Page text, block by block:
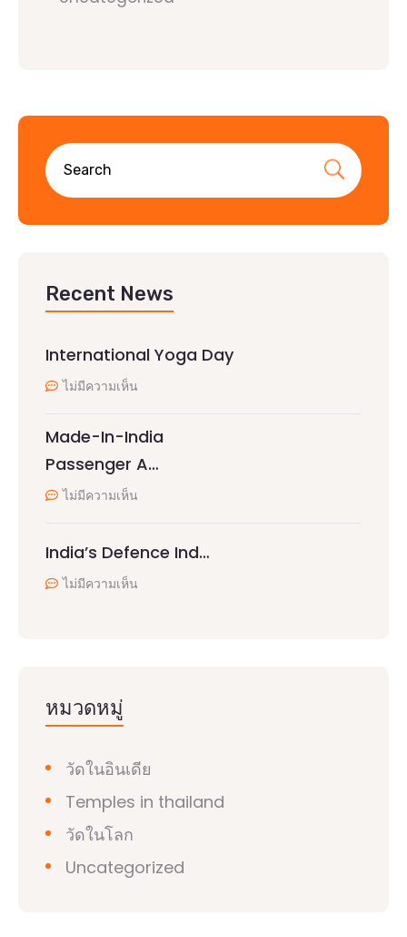
Recent News
International Yoga Day
ไม่มีความเห็น
Made-In-India
Passenger A…
ไม่มีความเห็น
India’s Defence Ind…
ไม่มีความเห็น
หมวดหมู่
วัดในอินเดีย
Temples in thailand
วัดในโลก
Uncategorized